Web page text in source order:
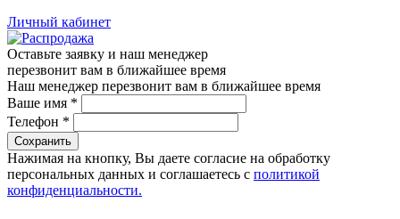
Личный кабинет
Оставьте заявку и наш менеджер
перезвонит вам в ближайшее время
Наш менеджер перезвонит вам в ближайшее время
Ваше имя *
Телефон *
Сохранить
Нажимая на кнопку, Вы даете согласие на обработку
персональных данных и соглашаетесь с политикой
конфиденциальности.